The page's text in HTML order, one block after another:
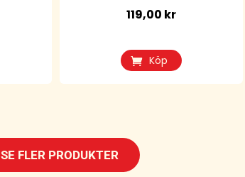
119,00 kr
Köp
SE FLER PRODUKTER